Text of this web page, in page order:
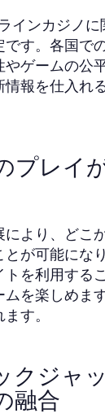
インカジノに
す。各国で
ゲームの公
報を仕入れ
プレイ
より、どこ
が可能にな
を利用する
を楽しめま
す。
クジャ
融合